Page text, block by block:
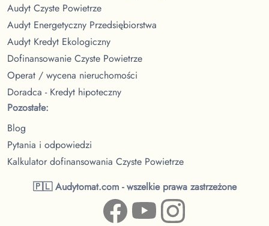
Audyt Czyste Powietrze
Audyt Energetyczny Przedsiębiorstwa
Audyt Kredyt Ekologiczny
Dofinansowanie Czyste Powietrze
Operat / wycena nieruchomości
Doradca - Kredyt hipoteczny
Pozostałe:
Blog
Pytania i odpowiedzi
Kalkulator dofinansowania Czyste Powietrze
🇵🇱 Audytomat.com - wszelkie prawa zastrzeżone